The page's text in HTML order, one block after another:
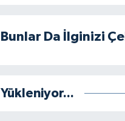
Bunlar Da İlginizi
Yükleniyor...